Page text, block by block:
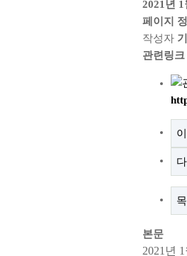
2021년
페이지
작성자
관련링크
본문
2021년